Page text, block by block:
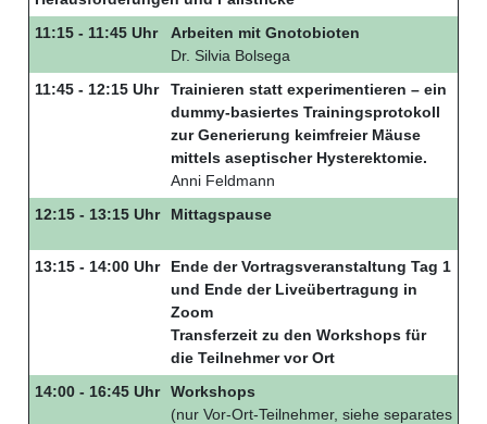
11:15 - 11:45 Uhr
Arbeiten mit Gnotobioten
Dr. Silvia Bolsega
11:45 - 12:15 Uhr
Trainieren statt experimentieren – ein
dummy-basiertes Trainingsprotokoll
zur Generierung keimfreier Mäuse
mittels aseptischer Hysterektomie.
Anni Feldmann
12:15 - 13:15 Uhr
Mittagspause
13:15 - 14:00 Uhr
Ende der Vortragsveranstaltung Tag 1
und Ende der Liveübertragung in
Zoom
Transferzeit zu den Workshops für
die Teilnehmer vor Ort
14:00 - 16:45 Uhr
Workshops
(nur Vor-Ort-Teilnehmer, siehe separates